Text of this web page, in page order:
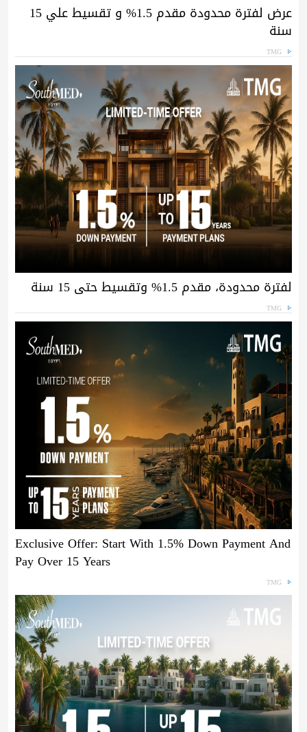
عرض لفترة محدودة مقدم 1.5% و تقسيط علي 15
سنة
TMG
لفترة محدودة، مقدم 1.5% وتقسيط حتى 15 سنة
TMG
Exclusive Offer: Start With 1.5% Down Payment And
Pay Over 15 Years
TMG